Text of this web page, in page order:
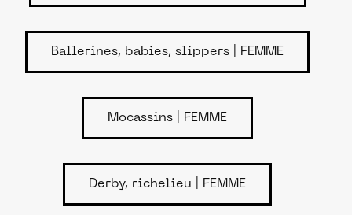
Ballerines, babies, slippers | FEMME
Mocassins | FEMME
Derby, richelieu | FEMME